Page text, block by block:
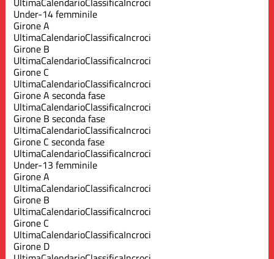
Under-14 femminile
Girone A
UltimaCalendarioClassificaIncroci
Girone B
UltimaCalendarioClassificaIncroci
Girone C
UltimaCalendarioClassificaIncroci
Girone A seconda fase
UltimaCalendarioClassificaIncroci
Girone B seconda fase
UltimaCalendarioClassificaIncroci
Girone C seconda fase
UltimaCalendarioClassificaIncroci
Under-13 femminile
Girone A
UltimaCalendarioClassificaIncroci
Girone B
UltimaCalendarioClassificaIncroci
Girone C
UltimaCalendarioClassificaIncroci
Girone D